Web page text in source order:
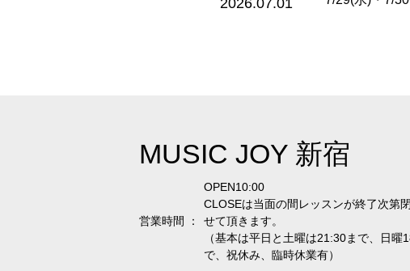
2026.07.01
MUSIC JOY 新宿
営業時間 ：
OPEN10:00
CLOSEは当面の間レッスンが終了次第
せて頂きます。
（基本は平日と土曜は21:30まで、日曜
で、祝休み、臨時休業有）